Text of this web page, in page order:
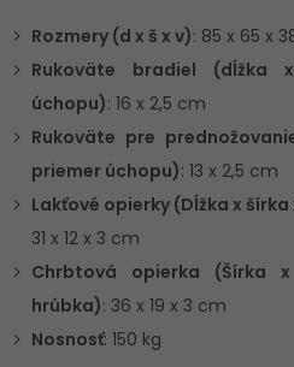
Rozmery (d x š x v): 85 x 65 x
Rukoväte bradiel (dĺžka
úchopu): 16 x 2,5 cm
Rukoväte pre
priemer úchopu): 13 x 2,5 cm
Lakťové opierky (Dĺžka x
31 x 12 x 3 cm
Chrbtová opierka (Šírka
hrúbka): 36 x 19 x 3 cm
Nosnosť: 150 kg